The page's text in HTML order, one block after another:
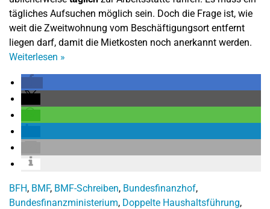
tägliches Aufsuchen möglich sein. Doch die Frage ist, wie
weit die Zweitwohnung vom Beschäftigungsort entfernt
liegen darf, damit die Mietkosten noch anerkannt werden.
Weiterlesen »
BFH, BMF, BMF-Schreiben, Bundesfinanzhof,
Bundesfinanzministerium, Doppelte Haushaltsführung,